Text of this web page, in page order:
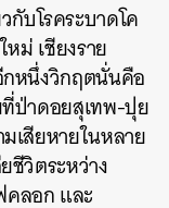
บโรคระบาดโค
ม่ เชียงราย
หนึ่งวิกฤตนั่นคือ
ป่าดอยสุเทพ-ปุย
เสียหายในหลาย
ชีวิตระหว่าง
ลอก และ